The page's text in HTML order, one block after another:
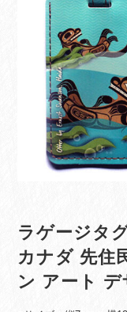
ラゲージタ
カナダ 先住
ン アート